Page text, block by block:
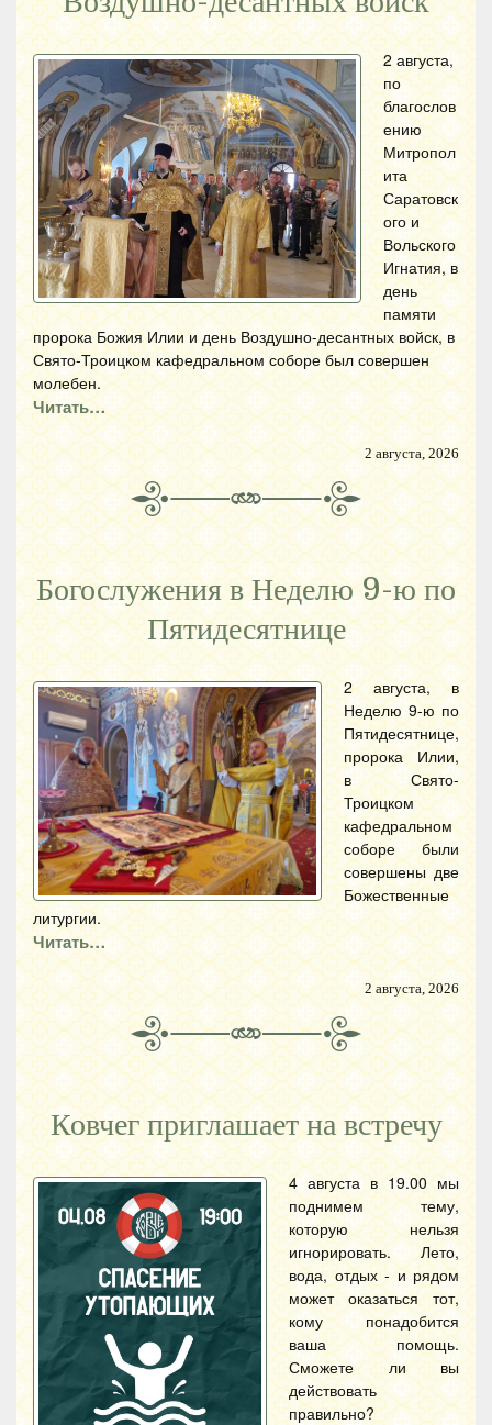
2 августа,
по
благослов
ению
Митропол
ита
Саратовск
ого и
Вольского
Игнатия, в
день
памяти
пророка Божия Илии и день Воздушно-десантных войск, в
Свято-Троицком кафедральном соборе был совершен
молебен.
Читать…
2 августа, 2026
Богослужения в Неделю 9-ю по
Пятидесятнице
2 августа, в
Неделю 9-ю по
Пятидесятнице,
пророка Илии,
в Свято-
Троицком
кафедральном
соборе были
совершены две
Божественные
литургии.
Читать…
2 августа, 2026
Ковчег приглашает на встречу
4 августа в 19.00 мы
поднимем тему,
которую нельзя
игнорировать. Лето,
вода, отдых - и рядом
может оказаться тот,
кому понадобится
ваша помощь.
Сможете ли вы
действовать
правильно?